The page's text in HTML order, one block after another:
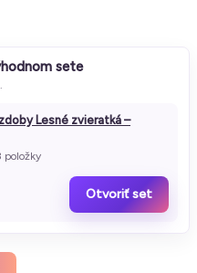
sete
Lesné zvieratká –
položky
Otvoriť set